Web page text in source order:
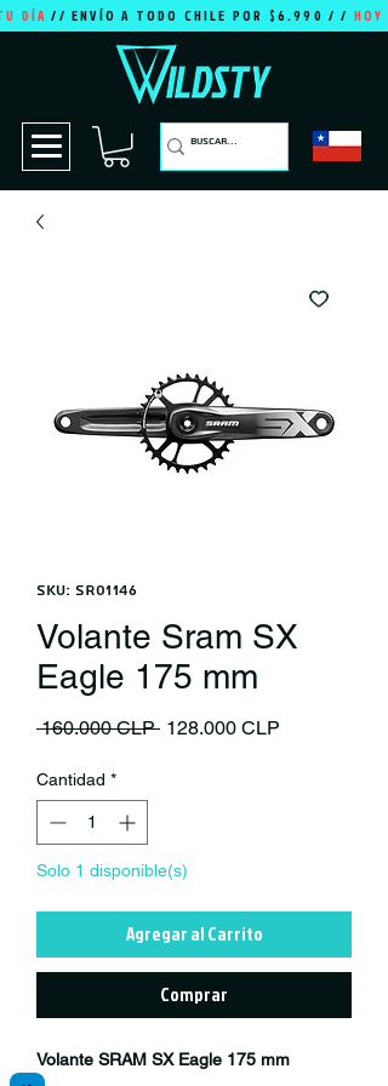
DÍA// ENVÍO A TODO CHILE POR $6.990 / /
SKU: SR01146
Volante Sram SX
Eagle 175 mm
160.000 CLP Precio
128.000 CLP
Cantidad *
Solo 1 disponible(s)
Agregar al Carrito
Comprar
Volante SRAM SX Eagle 175 mm